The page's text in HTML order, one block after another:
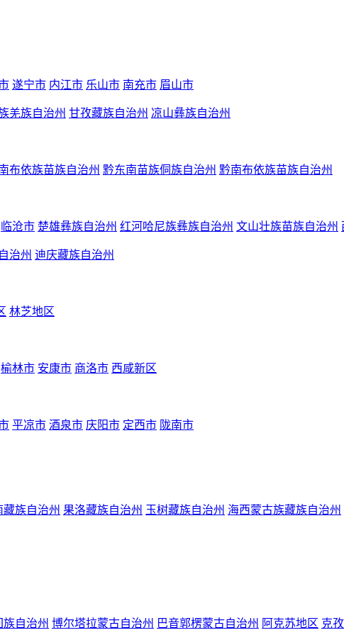
遂宁市 内江市 乐山市 南充市 眉山市
羌族自治州 甘孜藏族自治州 凉山彝族自治州
布依族苗族自治州 黔东南苗族侗族自治州 黔南布依族苗族自治州
临沧市 楚雄彝族自治州 红河哈尼族彝族自治州 文山壮族苗族自治州
治州 迪庆藏族自治州
林芝地区
榆林市 安康市 商洛市 西咸新区
平凉市 酒泉市 庆阳市 定西市 陇南市
藏族自治州 果洛藏族自治州 玉树藏族自治州 海西蒙古族藏族自治州
族自治州 博尔塔拉蒙古自治州 巴音郭楞蒙古自治州 阿克苏地区 克